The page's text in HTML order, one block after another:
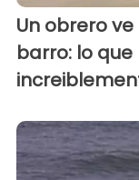
Un obrero
barro: lo